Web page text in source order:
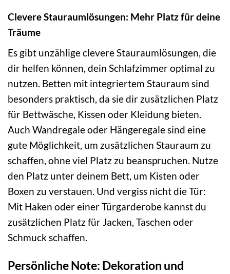
Clevere Stauraumlösungen: Mehr Platz für deine
Träume
Es gibt unzählige clevere Stauraumlösungen, die
dir helfen können, dein Schlafzimmer optimal zu
nutzen. Betten mit integriertem Stauraum sind
besonders praktisch, da sie dir zusätzlichen Platz
für Bettwäsche, Kissen oder Kleidung bieten.
Auch Wandregale oder Hängeregale sind eine
gute Möglichkeit, um zusätzlichen Stauraum zu
schaffen, ohne viel Platz zu beanspruchen. Nutze
den Platz unter deinem Bett, um Kisten oder
Boxen zu verstauen. Und vergiss nicht die Tür:
Mit Haken oder einer Türgarderobe kannst du
zusätzlichen Platz für Jacken, Taschen oder
Schmuck schaffen.
Persönliche Note: Dekoration und